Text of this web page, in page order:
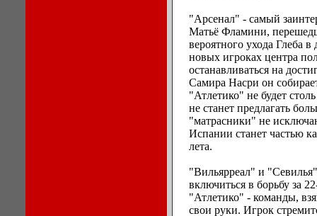
"Арсенал" - самый
Матьё Фламини,
вероятного ухода Глеба
новых игроках центра
останавливаться на
Самира Насри он
"Атлетико" не будет
не станет предлагать
"матрасники" не
Испании станет частью
лета.
"Вильярреал" и
включиться в борьбу за
"Атлетико" - команды,
свои руки. Игрок